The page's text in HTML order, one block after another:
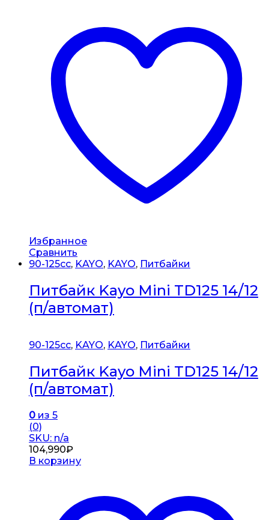
Избранное
Сравнить
90-125cc, KAYO, KAYO, Питбайки
Питбайк Kayo Mini TD125 14/12
(п/автомат)
90-125cc, KAYO, KAYO, Питбайки
Питбайк Kayo Mini TD125 14/12
(п/автомат)
0 из 5
(0)
SKU: n/a
104,990₽
В корзину